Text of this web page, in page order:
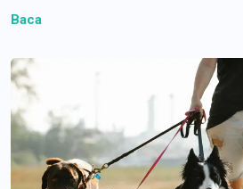
Baca